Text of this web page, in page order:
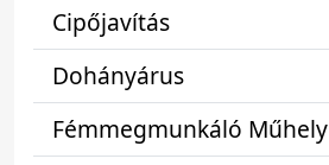
Cipőjavítás
Dohányárus
Fémmegmunkáló Műhely